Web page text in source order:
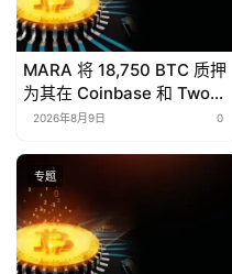
MARA 将 18,750 BTC 质押
为其在 Coinbase 和 Two
Prime 的$600M 笔比特币
2026年8月9日 0
专题